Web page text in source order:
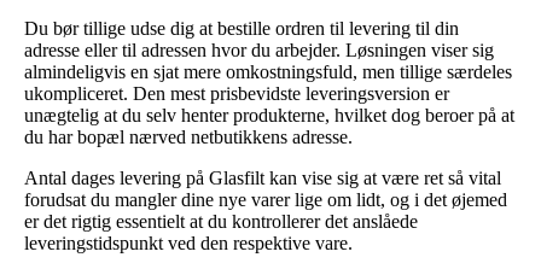
Du bør tillige udse dig at bestille ordren til levering til din
adresse eller til adressen hvor du arbejder. Løsningen viser sig
almindeligvis en sjat mere omkostningsfuld, men tillige særdeles
ukompliceret. Den mest prisbevidste leveringsversion er
unægtelig at du selv henter produkterne, hvilket dog beroer på at
du har bopæl nærved netbutikkens adresse.
Antal dages levering på Glasfilt kan vise sig at være ret så vital
forudsat du mangler dine nye varer lige om lidt, og i det øjemed
er det rigtig essentielt at du kontrollerer det anslåede
leveringstidspunkt ved den respektive vare.